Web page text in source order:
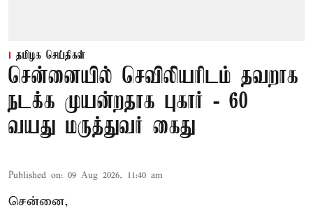
தமிழக செய்திகள்
சென்னையில் செவிலியரிடம் தவறாக
நடக்க முயன்றதாக புகார் - 60
வயது மருத்துவர் கைது
Published on: 09 Aug 2026, 11:40 am
சென்னை,